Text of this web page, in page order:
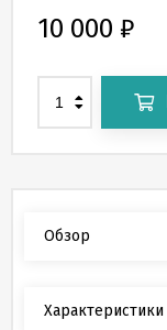
10 000 ₽
Обзор
Характеристики